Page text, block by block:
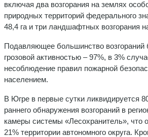
включая два возгорания на землях
природных территорий федерального
48,4 га и три ландшафтных возгорания
Подавляющее большинство
грозовой активностью – 97%, в 3%
несоблюдение правил пожарной
населением.
В Югре в первые сутки ликвидируется
раннего обнаружения возгораний в
камеры системы «Лесохранитель», что
21% территории автономного округа.